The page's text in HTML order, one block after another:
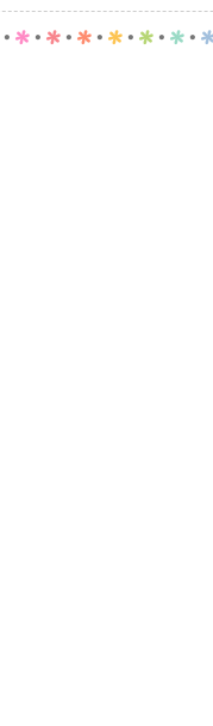
. p . p . p . p . p . p .